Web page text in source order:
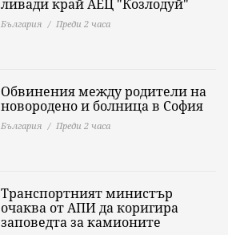
ливади край АЕЦ "Козлодуй"
България Преди 2 часа
Обвинения между родители на
новородено и болница в София
България Преди 2 часа
Транспортният министър
очаква от АПИ да коригира
заповедта за камионите